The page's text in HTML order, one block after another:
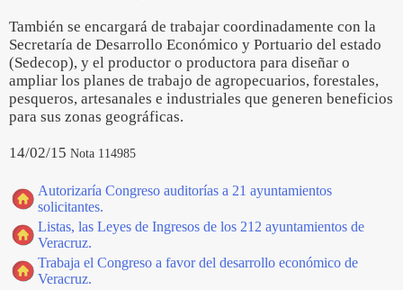
También se encargará de trabajar coordinadamente con la
Secretaría de Desarrollo Económico y Portuario del estado
(Sedecop), y el productor o productora para diseñar o
ampliar los planes de trabajo de agropecuarios, forestales,
pesqueros, artesanales e industriales que generen beneficios
para sus zonas geográficas.
14/02/15 Nota 114985
Autorizaría Congreso auditorías a 21 ayuntamientos
solicitantes.
Listas, las Leyes de Ingresos de los 212 ayuntamientos de
Veracruz.
Trabaja el Congreso a favor del desarrollo económico de
Veracruz.